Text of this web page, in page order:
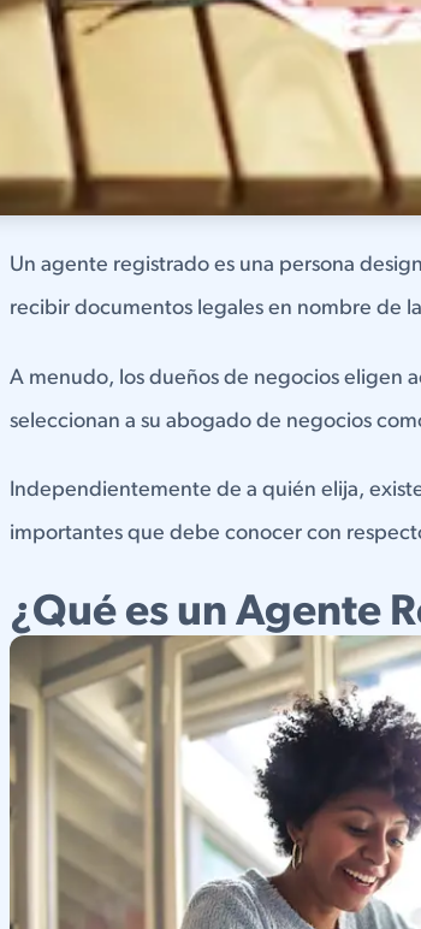
Un agente registrado es una persona
recibir documentos legales en nombre de
A menudo, los dueños de negocios eligen
seleccionan a su abogado de negocios
Independientemente de a quién elija,
importantes que debe conocer con
¿Qué es un Agente